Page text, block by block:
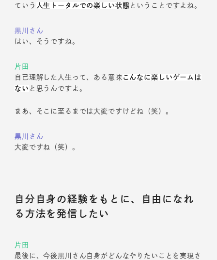
ていう 人生トータルでの楽しい状態 ということですよね。
黒川さん
はい、そうですね。
片田
自己理解した人生って、ある意味 こんなに楽しいゲームは
ない と思うんですよ。
まあ、そこに至るまでは大変ですけどね（笑）。
黒川さん
大変ですね（笑）。
自分自身の経験をもとに、自由になれ
る方法を発信したい
片田
最後に、今後黒川さん自身がどんなやりたいことを実現さ